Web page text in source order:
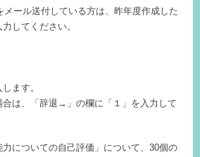
メール送付している方は、昨年度作成した
してください。
ます。
合は、「辞退→」の欄に「１」を入力して
についての自己評価」について、30個の